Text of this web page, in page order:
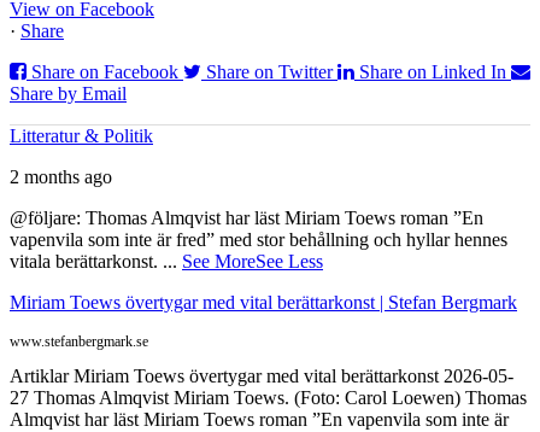
View on Facebook
· Share
Share on Facebook
Share on Twitter
Share on Linked In
Share by Email
Litteratur & Politik
2 months ago
@följare: Thomas Almqvist har läst Miriam Toews roman ”En
vapenvila som inte är fred” med stor behållning och hyllar hennes
vitala berättarkonst. ... See MoreSee Less
Miriam Toews övertygar med vital berättarkonst | Stefan Bergmark
www.stefanbergmark.se
Artiklar Miriam Toews övertygar med vital berättarkonst 2026-05-
27 Thomas Almqvist Miriam Toews. (Foto: Carol Loewen) Thomas
Almqvist har läst Miriam Toews roman ”En vapenvila som inte är